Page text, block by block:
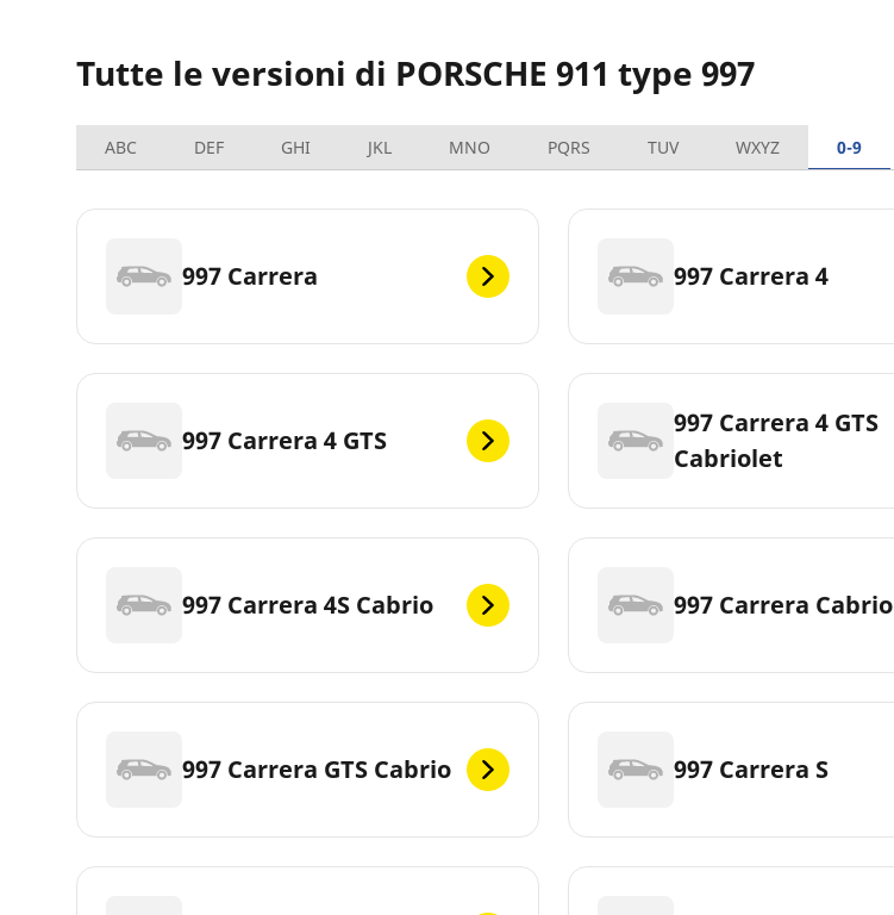
Tutte le versioni di PORSCHE 911 type 997
ABC DEF GHI JKL MNO PQRS TUV WXYZ 0-9
997 Carrera 997 Carrera 4
997 Carrera 4 GTS
997 Carrera 4 GTS
Cabriolet
997 Carrera 4S Cabrio 997 Carrera Cabrio
997 Carrera GTS Cabrio 997 Carrera S